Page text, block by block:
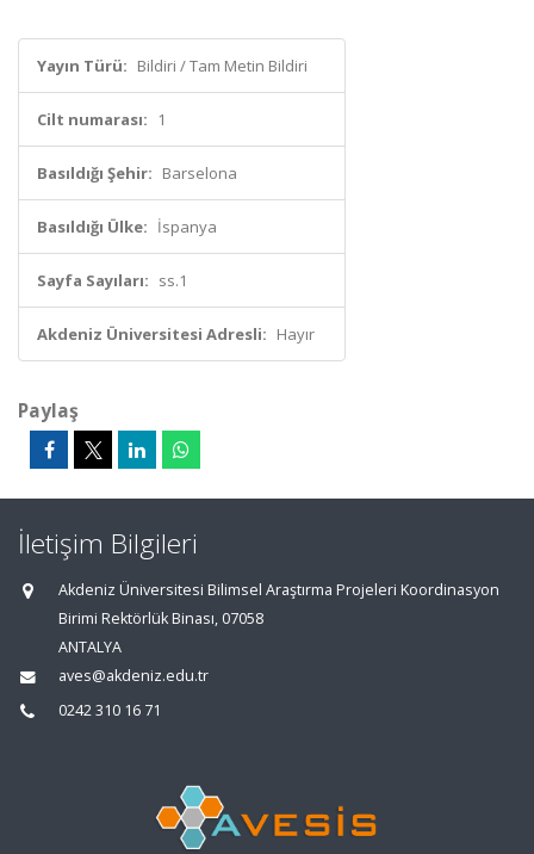
Yayın Türü: Bildiri / Tam Metin Bildiri
Cilt numarası: 1
Basıldığı Şehir: Barselona
Basıldığı Ülke: İspanya
Sayfa Sayıları: ss.1
Akdeniz Üniversitesi Adresli: Hayır
Paylaş
İletişim Bilgileri
Akdeniz Üniversitesi Bilimsel Araştırma Projeleri Koordinasyon
Birimi Rektörlük Binası, 07058
ANTALYA
aves@akdeniz.edu.tr
0242 310 16 71